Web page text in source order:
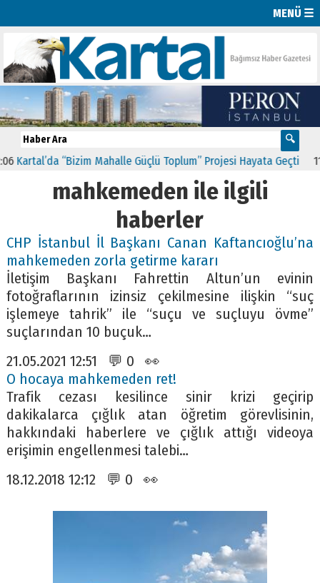
MENÜ ☰
Kartal’da “Bizim Mahalle Güçlü Toplum” Projesi Hayata Geçti 11:41
mahkemeden ile ilgili
haberler
CHP İstanbul İl Başkanı Canan Kaftancıoğlu’na
mahkemeden zorla getirme kararı
İletişim Başkanı Fahrettin Altun’un evinin
fotoğraflarının izinsiz çekilmesine ilişkin “suç
işlemeye tahrik” ile “suçu ve suçluyu övme”
suçlarından 10 buçuk…
21.05.2021 12:51 💬 0 👀
O hocaya mahkemeden ret!
Trafik cezası kesilince sinir krizi geçirip
dakikalarca çığlık atan öğretim görevlisinin,
hakkındaki haberlere ve çığlık attığı videoya
erişimin engellenmesi talebi…
18.12.2018 12:12 💬 0 👀